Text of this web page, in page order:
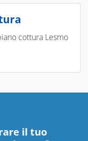
cottura Lesmo
il tuo